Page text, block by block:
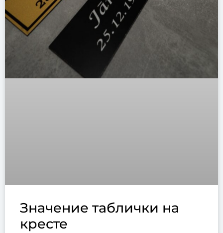
Значение таблички на
кресте